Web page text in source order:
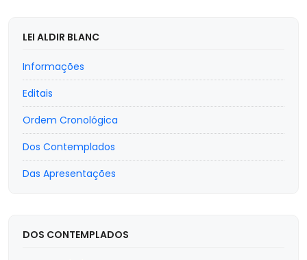
LEI ALDIR BLANC
Informações
Editais
Ordem Cronológica
Dos Contemplados
Das Apresentações
DOS CONTEMPLADOS